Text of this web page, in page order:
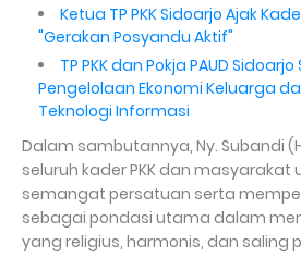
Ketua TP PKK Sidoarjo Ajak
"Gerakan Posyandu Aktif"
TP PKK dan Pokja PAUD
Pengelolaan Ekonomi Keluarga
Teknologi Informasi
Dalam sambutannya, Ny. Subandi
seluruh kader PKK dan
semangat persatuan serta
sebagai pondasi utama dalam
yang religius, harmonis, dan saling